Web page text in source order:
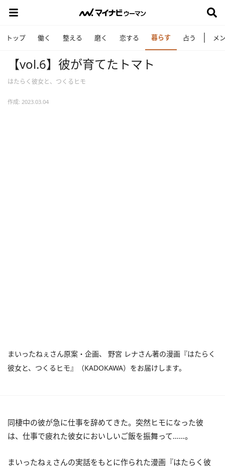
トップ 働く 整える 磨く 恋する 暮らす 占う メ
【vol.6】彼が育てたトマト
はたらく彼女と、つくるヒモ
作成: 2023.03.04
まいったねぇさん原案・企画、 野宮 レナさん著の漫画『はたらく
彼女と、つくるヒモ』（KADOKAWA）をお届けします。
同棲中の彼が急に仕事を辞めてきた。突然ヒモになった彼
は、仕事で疲れた彼女においしいご飯を振舞って……。
まいったねぇさんの実話をもとに作られた漫画『はたらく彼